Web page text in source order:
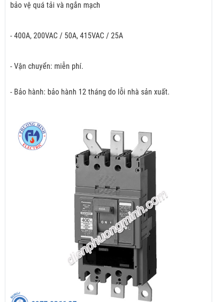
bảo vệ quá tải và ngắn mạch
- 400A, 200VAC / 50A, 415VAC / 25A
- Vận chuyển: miễn phí.
- Bảo hành: bảo hành 12 tháng do lỗi nhà sản xuất.